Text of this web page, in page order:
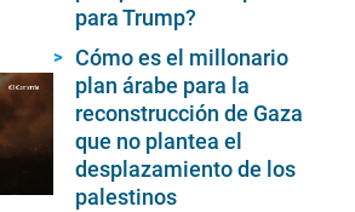
para Trump?
Cómo es el millonario
plan árabe para la
reconstrucción de Gaza
que no plantea el
desplazamiento de los
palestinos